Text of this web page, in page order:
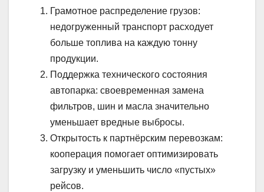
Грамотное распределение грузов:
недогруженный транспорт расходует
больше топлива на каждую тонну
продукции.
Поддержка технического состояния
автопарка: своевременная замена
фильтров, шин и масла значительно
уменьшает вредные выбросы.
Открытость к партнёрским перевозкам:
кооперация помогает оптимизировать
загрузку и уменьшить число «пустых»
рейсов.